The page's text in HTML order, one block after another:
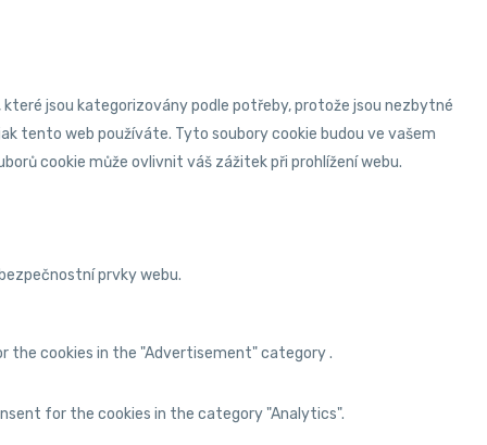
které jsou kategorizovány podle potřeby, protože jsou nezbytné
tento web používáte. Tyto soubory cookie budou ve vašem
cookie může ovlivnit váš zážitek při prohlížení webu.
prvky webu.
the cookies in the "Advertisement" category .
for the cookies in the category "Analytics".